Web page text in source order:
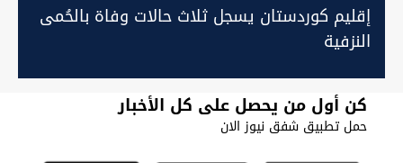
إقليم كوردستان يسجل ثلاث حالات وفاة بالحُمى
النزفية
كن أول من يحصل على كل الأخبار
حمل تطبيق شفق نيوز الان